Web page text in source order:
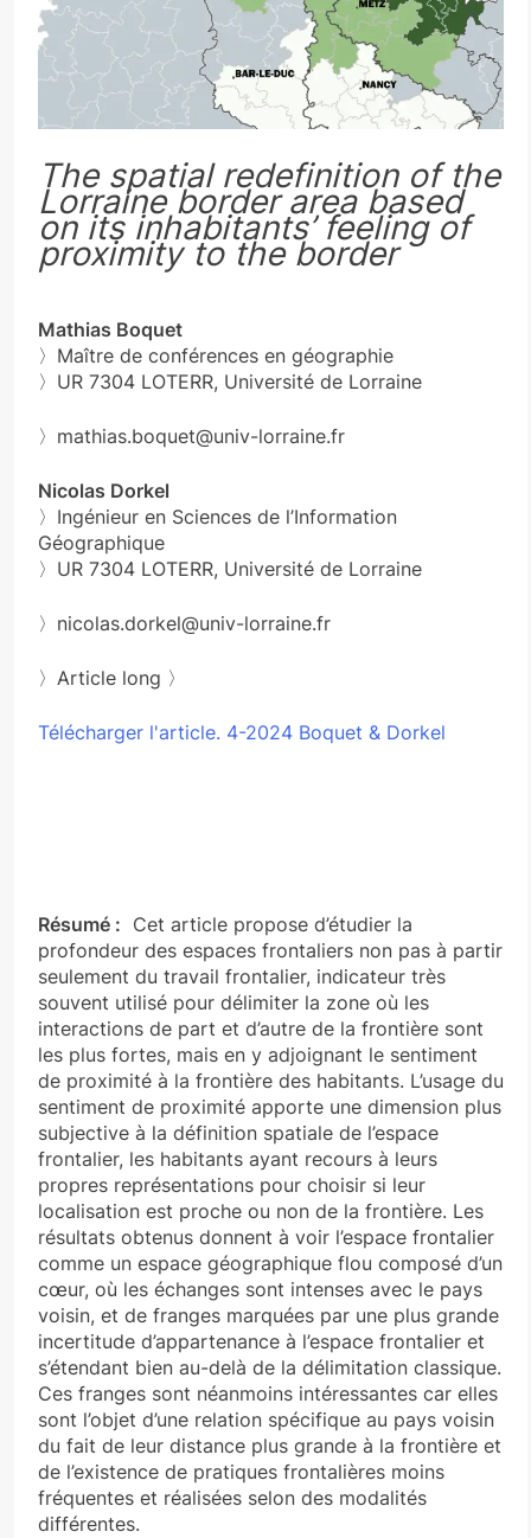
The spatial redefinition of the
Lorraine border area based
on its inhabitants’ feeling of
proximity to the border
Mathias Boquet
〉Maître de conférences en géographie
〉UR 7304 LOTERR, Université de Lorraine
〉mathias.boquet@univ-lorraine.fr
Nicolas Dorkel
〉Ingénieur en Sciences de l’Information
Géographique
〉UR 7304 LOTERR, Université de Lorraine
〉nicolas.dorkel@univ-lorraine.fr
〉Article long 〉
Télécharger l'article. 4-2024 Boquet & Dorkel
Résumé : Cet article propose d’étudier la
profondeur des espaces frontaliers non pas à partir
seulement du travail frontalier, indicateur très
souvent utilisé pour délimiter la zone où les
interactions de part et d’autre de la frontière sont
les plus fortes, mais en y adjoignant le sentiment
de proximité à la frontière des habitants. L’usage du
sentiment de proximité apporte une dimension plus
subjective à la définition spatiale de l’espace
frontalier, les habitants ayant recours à leurs
propres représentations pour choisir si leur
localisation est proche ou non de la frontière. Les
résultats obtenus donnent à voir l’espace frontalier
comme un espace géographique flou composé d’un
cœur, où les échanges sont intenses avec le pays
voisin, et de franges marquées par une plus grande
incertitude d’appartenance à l’espace frontalier et
s’étendant bien au-delà de la délimitation classique.
Ces franges sont néanmoins intéressantes car elles
sont l’objet d’une relation spécifique au pays voisin
du fait de leur distance plus grande à la frontière et
de l’existence de pratiques frontalières moins
fréquentes et réalisées selon des modalités
différentes.